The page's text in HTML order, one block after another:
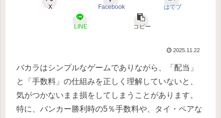
X Facebook はてブ
LINE コピー
2025.11.22
バカラはシンプルなゲームでありながら、「配当」
と「手数料」の仕組みを正しく理解していないと、
気がつかないまま損をしてしまうことがあります。
特に、バンカー勝利時の5％手数料や、タイ・ペアな